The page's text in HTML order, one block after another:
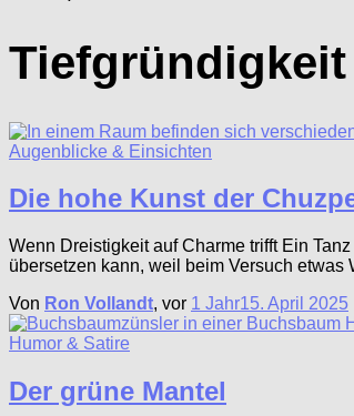
Tiefgründigkeit
Augenblicke & Einsichten
Die hohe Kunst der
Wenn Dreistigkeit auf Charme trifft Ein
übersetzen kann, weil beim Versuch
Von Ron Vollandt, vor 1 Jahr15. April 2025
Humor & Satire
Der grüne Mantel